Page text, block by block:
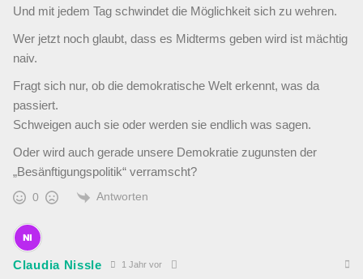
Und mit jedem Tag schwindet die Möglichkeit sich zu wehren.
Wer jetzt noch glaubt, dass es Midterms geben wird ist mächtig
naiv.
Fragt sich nur, ob die demokratische Welt erkennt, was da
passiert.
Schweigen auch sie oder werden sie endlich was sagen.
Oder wird auch gerade unsere Demokratie zugunsten der
„Besänftigungspolitik“ verramscht?
0 Antworten
Claudia Nissle 1 Jahr vor